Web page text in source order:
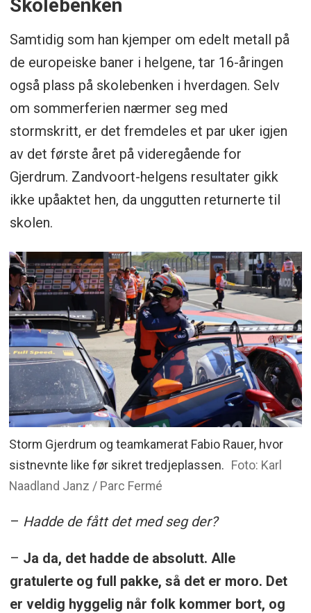
Skolebenken
Samtidig som han kjemper om edelt metall på
de europeiske baner i helgene, tar 16-åringen
også plass på skolebenken i hverdagen. Selv
om sommerferien nærmer seg med
stormskritt, er det fremdeles et par uker igjen
av det første året på videregående for
Gjerdrum. Zandvoort-helgens resultater gikk
ikke upåaktet hen, da unggutten returnerte til
skolen.
Storm Gjerdrum og teamkamerat Fabio Rauer, hvor
sistnevnte like før sikret tredjeplassen. Foto: Karl
Naadland Janz / Parc Fermé
– Hadde de fått det med seg der?
– Ja da, det hadde de absolutt. Alle
gratulerte og full pakke, så det er moro. Det
er veldig hyggelig når folk kommer bort, og